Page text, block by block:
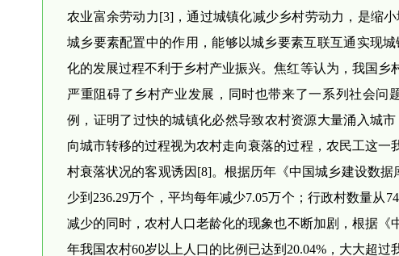
农业富余劳动力[3]，通过城镇化减少乡村劳动力，是缩
城乡要素配置中的作用，能够以城乡要素互联互通实现
化的发展过程不利于乡村产业振兴。焦红等认为，我国
严重阻碍了乡村产业发展，同时也带来了一系列社会
例，证明了过快的城镇化必然导致农村资源大量涌入城
向城市转移的过程视为农村走向衰落的过程，农民工这
村衰落状况的客观诱因[8]。根据历年《中国城乡建设数
少到236.29万个，平均每年减少7.05万个；行政村数量从
减少的同时，农村人口老龄化的现象也不断加剧，根据《
年我国农村60岁以上人口的比例已达到20.04%，大大超过